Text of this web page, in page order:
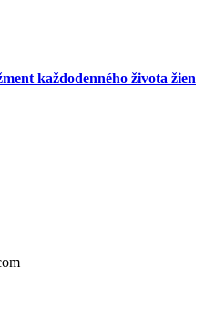
každodenného života žien